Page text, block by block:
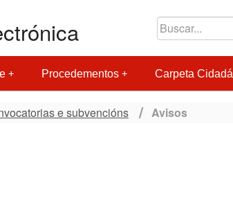
Procedementos Carpeta Cidadá
e subvencións
Avisos